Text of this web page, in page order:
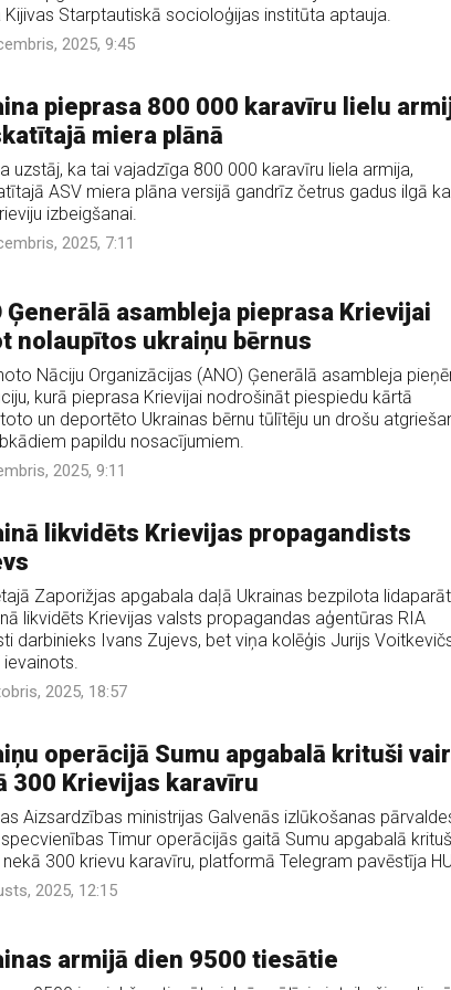
Kijivas Starptautiskā socioloģijas institūta aptauja.
2025, 9:45
pieprasa 800 000 karavīru lielu
miera plānā
uzstāj, ka tai vajadzīga 800 000 karavīru liela armija,
ASV miera plāna versijā gandrīz četrus gadus ilgā
izbeigšanai.
2025, 7:11
Ģenerālā asambleja pieprasa Krievijai
nolaupītos ukraiņu bērnus
Nāciju Organizācijas (ANO) Ģenerālā asambleja
kurā pieprasa Krievijai nodrošināt piespiedu kārtā
un deportēto Ukrainas bērnu tūlītēju un drošu
papildu nosacījumiem.
2025, 9:11
likvidēts Krievijas propagandists
Zaporižjas apgabala daļā Ukrainas bezpilota
likvidēts Krievijas valsts propagandas aģentūras RIA
darbinieks Ivans Zujevs, bet viņa kolēģis Jurijs
2025, 18:57
operācijā Sumu apgabalā krituši
300 Krievijas karavīru
Aizsardzības ministrijas Galvenās izlūkošanas
specvienības Timur operācijās gaitā Sumu apgabalā
300 krievu karavīru, platformā Telegram pavēstīja
2025, 12:15
armijā dien 9500 tiesātie